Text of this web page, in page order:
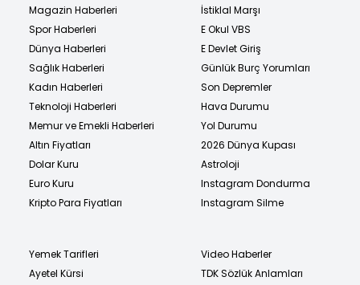
Magazin Haberleri
Spor Haberleri
Dünya Haberleri
Sağlık Haberleri
Kadın Haberleri
Teknoloji Haberleri
Memur ve Emekli Haberleri
Altın Fiyatları
Dolar Kuru
Euro Kuru
Kripto Para Fiyatları
İstiklal Marşı
E Okul VBS
E Devlet Giriş
Günlük Burç Yorumları
Son Depremler
Hava Durumu
Yol Durumu
2026 Dünya Kupası
Astroloji
Instagram Dondurma
Instagram Silme
Yemek Tarifleri
Ayetel Kürsi
Video Haberler
TDK Sözlük Anlamları